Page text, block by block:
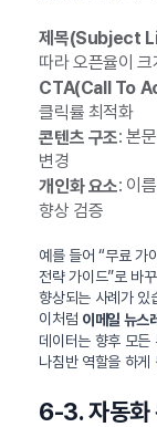
제목(Subject
따라 오픈율이 크
CTA(Call To
클릭률 최적화
콘텐츠 구조: 본
변경
개인화 요소: 이
향상 검증
예를 들어 “무료 가
전략 가이드”로 바
향상되는 사례가 있
이처럼 이메일 뉴스
데이터는 향후 모든
나침반 역할을 하게
6-3. 자동화